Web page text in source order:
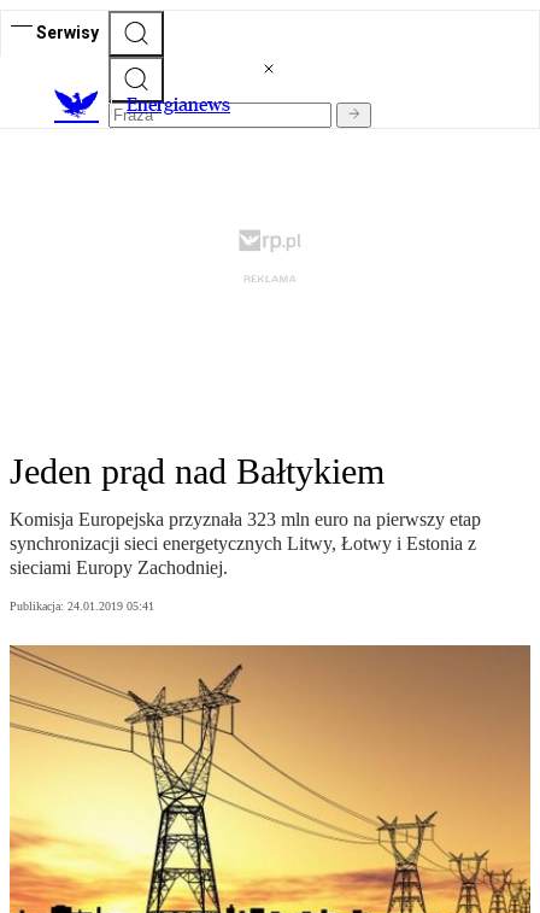
Serwisy
Energianews
Jeden prąd nad Bałtykiem
Komisja Europejska przyznała 323 mln euro na pierwszy etap
synchronizacji sieci energetycznych Litwy, Łotwy i Estonia z
sieciami Europy Zachodniej.
Publikacja: 24.01.2019 05:41